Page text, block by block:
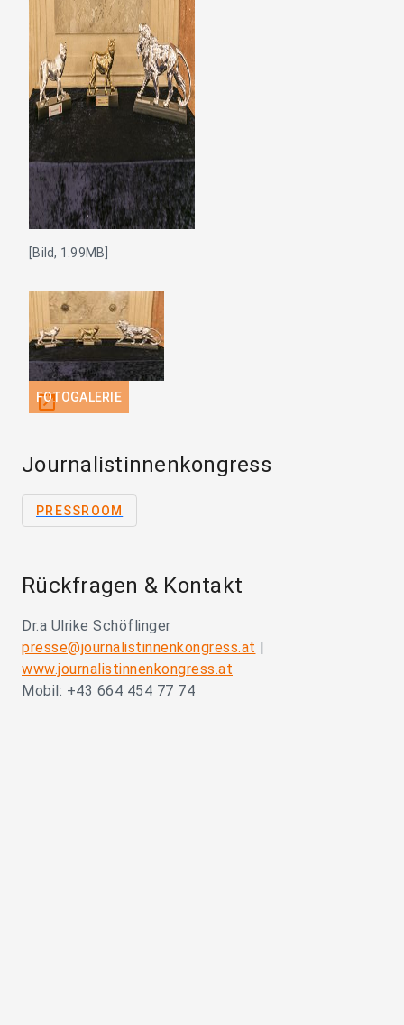
[Bild, 1.99MB]
FOTOGALERIE
open_in_new
Journalistinnenkongress
PRESSROOM
Rückfragen & Kontakt
Dr.a Ulrike Schöflinger
presse@journalistinnenkongress.at
www.journalistinnenkongress.at
Mobil: +43 664 454 77 74